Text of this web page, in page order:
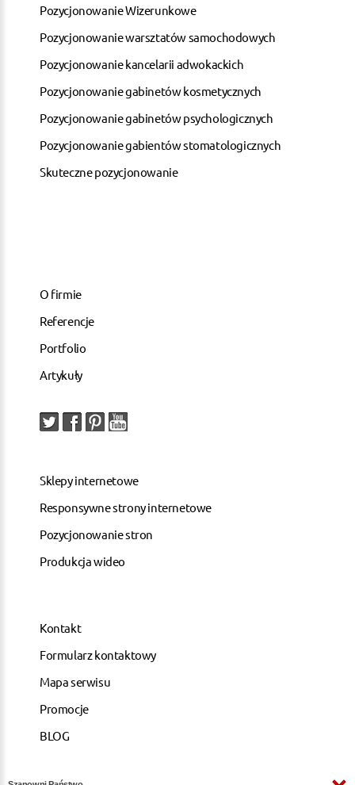
Pozycjonowanie Wizerunkowe
Pozycjonowanie warsztatów samochodowych
Pozycjonowanie kancelarii adwokackich
Pozycjonowanie gabinetów kosmetycznych
Pozycjonowanie gabinetów psychologicznych
Pozycjonowanie gabientów stomatologicznych
Skuteczne pozycjonowanie
O firmie
Referencje
Portfolio
Artykuły
Sklepy internetowe
Responsywne strony internetowe
Pozycjonowanie stron
Produkcja wideo
Kontakt
Formularz kontaktowy
Mapa serwisu
Promocje
BLOG